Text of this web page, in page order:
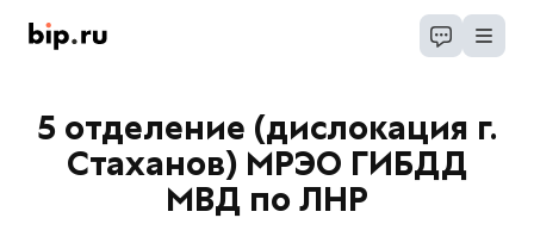
5 отделение (дислокация г.
Стаханов) МРЭО ГИБДД
МВД по ЛНР